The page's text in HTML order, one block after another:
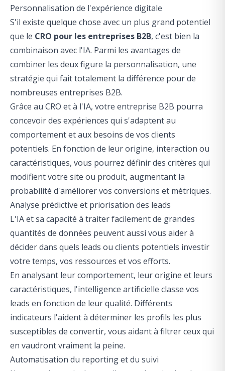
Personnalisation de l'expérience digitale
S'il existe quelque chose avec un plus grand potentiel
que le CRO pour les entreprises B2B, c'est bien la
combinaison avec l'IA. Parmi les avantages de
combiner les deux figure la personnalisation, une
stratégie qui fait totalement la différence pour de
nombreuses entreprises B2B.
Grâce au CRO et à l'IA, votre entreprise B2B pourra
concevoir des expériences qui s'adaptent au
comportement et aux besoins de vos clients
potentiels. En fonction de leur origine, interaction ou
caractéristiques, vous pourrez définir des critères qui
modifient votre site ou produit, augmentant la
probabilité d'améliorer vos conversions et métriques.
Analyse prédictive et priorisation des leads
L'IA et sa capacité à traiter facilement de grandes
quantités de données peuvent aussi vous aider à
décider dans quels leads ou clients potentiels investir
votre temps, vos ressources et vos efforts.
En analysant leur comportement, leur origine et leurs
caractéristiques, l'intelligence artificielle classe vos
leads en fonction de leur qualité. Différents
indicateurs l'aident à déterminer les profils les plus
susceptibles de convertir, vous aidant à filtrer ceux qui
en vaudront vraiment la peine.
Automatisation du reporting et du suivi